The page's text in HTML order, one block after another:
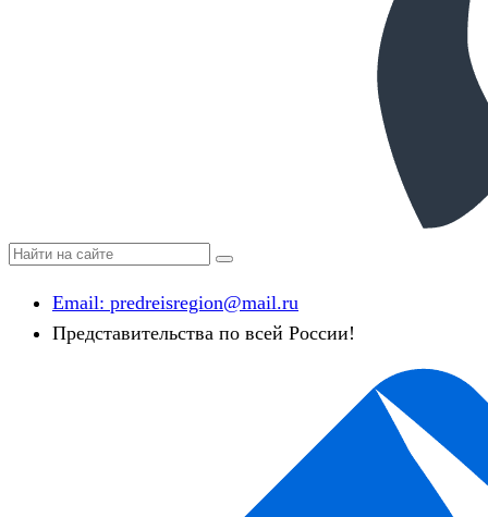
Email: predreisregion@mail.ru
Представительства по всей России!